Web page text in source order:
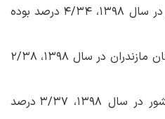
نرخ تورم مناطق شهری کشور در سال ۱۳۹۸، ۴/۳۴ درصد بوده
نرخ تورم مناطق روستایی استان مازندران در سال ۱۳۹۸، ۲/۳۸
نرخ تورم مناطق روستایی کشور در سال ۱۳۹۸، ۳/۳۷ درصد